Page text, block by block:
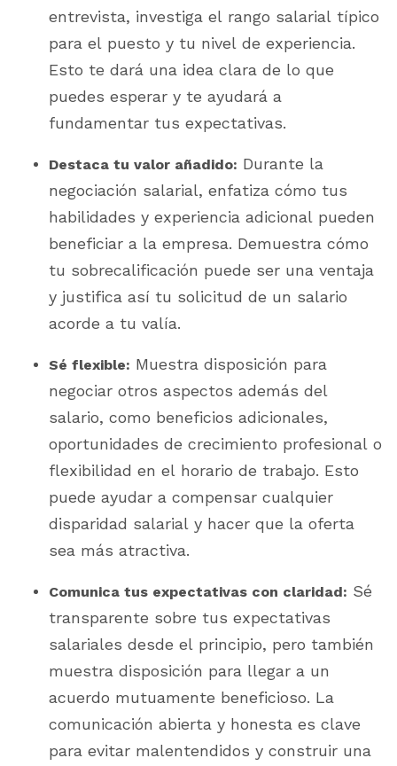
entrevista, investiga el rango salarial típico
para el puesto y tu nivel de experiencia.
Esto te dará una idea clara de lo que
puedes esperar y te ayudará a
fundamentar tus expectativas.
Destaca tu valor añadido: Durante la
negociación salarial, enfatiza cómo tus
habilidades y experiencia adicional pueden
beneficiar a la empresa. Demuestra cómo
tu sobrecalificación puede ser una ventaja
y justifica así tu solicitud de un salario
acorde a tu valía.
Sé flexible: Muestra disposición para
negociar otros aspectos además del
salario, como beneficios adicionales,
oportunidades de crecimiento profesional o
flexibilidad en el horario de trabajo. Esto
puede ayudar a compensar cualquier
disparidad salarial y hacer que la oferta
sea más atractiva.
Comunica tus expectativas con claridad: Sé
transparente sobre tus expectativas
salariales desde el principio, pero también
muestra disposición para llegar a un
acuerdo mutuamente beneficioso. La
comunicación abierta y honesta es clave
para evitar malentendidos y construir una